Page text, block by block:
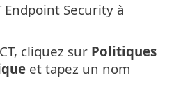
Endpoint Security à
cliquez sur Politiques
et tapez un nom